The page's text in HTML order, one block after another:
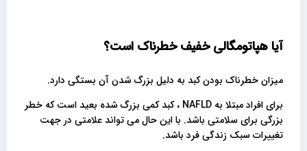
آیا هپاتومگالی خفیف خطرناک است؟
میزان خطرناک بودن کبد به دلیل بزرگ شدن آن بستگی دارد.
برای افراد مبتلا به NAFLD ، کبد کمی بزرگ شده بعید است که خطر
بزرگی برای سلامتی باشد. با این حال می تواند علامتی در جهت
تغییرات سبک زندگی فرد باشد.